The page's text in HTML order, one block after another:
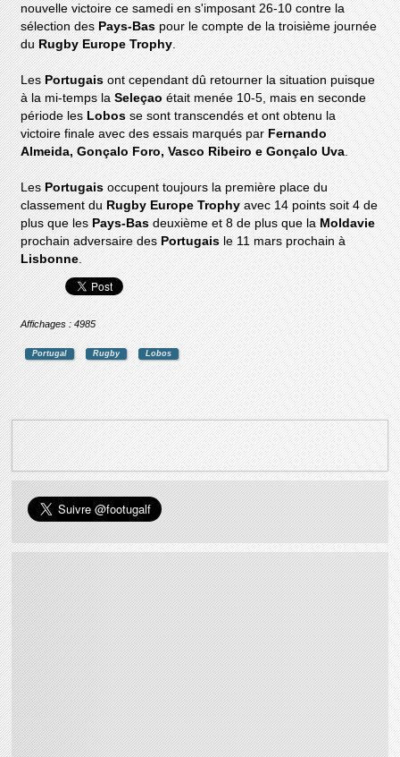
nouvelle victoire ce samedi en s'imposant 26-10 contre la
sélection des Pays-Bas pour le compte de la troisième journée
duRugby Europe Trophy
LesPortugaisont cependant dû retourner la situation puisque
à la mi-temps laSeleçaoétait menée 10-5, mais en seconde
période les Lobosse sont transcendés et ont obtenu la
victoire finale avec des essais marqués par Fernando
Almeida, Gonçalo Foro, Vasco Ribeiro e Gonçalo Uva
LesPortugaisoccupent toujours la première place du
classement du Rugby Europe Trophy avec 14 points soit 4 de
plus que les Pays-Bas deuxième et 8 de plus que la Moldavie
prochain adversaire des Portugais le 11 mars prochain à
Lisbonne
Affichages : 4985
Portugal Rugby Lobos